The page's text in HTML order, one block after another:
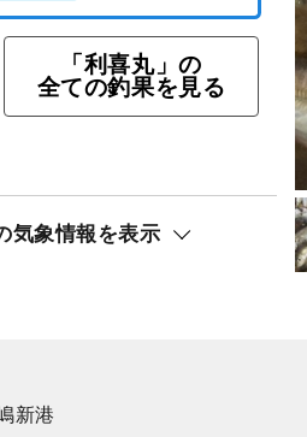
釣って楽しい魚ばか
釣りプラン
ント還元
クロソイ）
「利喜丸」の
全ての釣果を見る
気象情報を表示
新港